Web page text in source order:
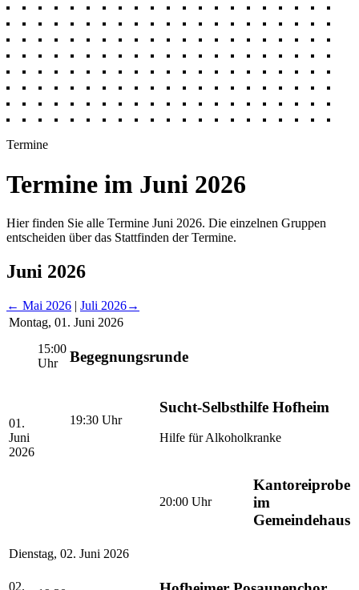
Termine
Termine im Juni 2026
Hier finden Sie alle Termine Juni 2026. Die einzelnen Gruppen
entscheiden über das Stattfinden der Termine.
Juni 2026
← Mai 2026 | Juli 2026→
Montag, 01. Juni 2026
01.
Juni
2026
15:00
Uhr
Begegnungsrunde
19:30 Uhr
Sucht-Selbsthilfe Hofheim
Hilfe für Alkoholkranke
20:00 Uhr
Kantoreiprobe
im
Gemeindehaus
Dienstag, 02. Juni 2026
02.